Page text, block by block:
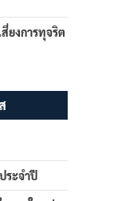
ยงการทุจริต
ระจำปี